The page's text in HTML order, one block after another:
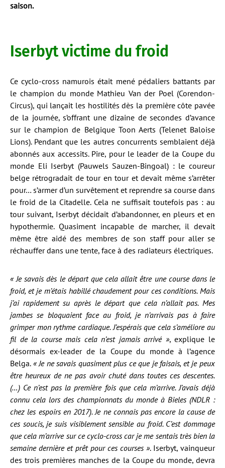
saison.
Iserbyt victime du froid
Ce cyclo-cross namurois était mené pédaliers battants par
le champion du monde Mathieu Van der Poel (Corendon-
Circus), qui lançait les hostilités dès la première côte pavée
de la journée, s’offrant une dizaine de secondes d’avance
sur le champion de Belgique Toon Aerts (Telenet Baloise
Lions). Pendant que les autres concurrents semblaient déjà
abonnés aux accessits. Pire, pour le leader de la Coupe du
monde Eli Iserbyt (Pauwels Sauzen-Bingoal) : le coureur
belge rétrogradait de tour en tour et devait même s’arrêter
pour… s’armer d’un survêtement et reprendre sa course dans
le froid de la Citadelle. Cela ne suffisait toutefois pas : au
tour suivant, Iserbyt décidait d’abandonner, en pleurs et en
hypothermie. Quasiment incapable de marcher, il devait
même être aidé des membres de son staff pour aller se
réchauffer dans une tente, face à des radiateurs électriques.
« Je savais dès le départ que cela allait être une course dans le
froid, et je m’étais habillé chaudement pour ces conditions. Mais
j’ai rapidement su après le départ que cela n’allait pas. Mes
jambes se bloquaient face au froid, je n’arrivais pas à faire
grimper mon rythme cardiaque. J’espérais que cela s’améliore au
fil de la course mais cela n’est jamais arrivé », explique le
désormais ex-leader de la Coupe du monde à l’agence
Belga. « Je ne savais quasiment plus ce que je faisais, et je peux
être heureux de ne pas avoir chuté dans toutes ces descentes.
(…) Ce n’est pas la première fois que cela m’arrive. J’avais déjà
connu cela lors des championnats du monde à Bieles (NDLR :
chez les espoirs en 2017). Je ne connais pas encore la cause de
ces soucis, je suis visiblement sensible au froid. C’est dommage
que cela m’arrive sur ce cyclo-cross car je me sentais très bien la
semaine dernière et prêt pour ces courses ». Iserbyt, vainqueur
des trois premières manches de la Coupe du monde, devra